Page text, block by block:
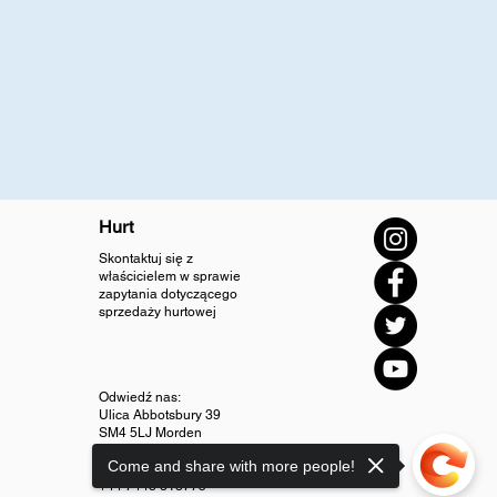
Hurt
Skontaktuj się z
właścicielem w sprawie
zapytania dotyczącego
sprzedaży hurtowej
Odwiedź nas:
Ulica Abbotsbury 39
SM4 5LJ Morden
info@diamondjewellery.store
+44 7448 318775
Come and share with more people!